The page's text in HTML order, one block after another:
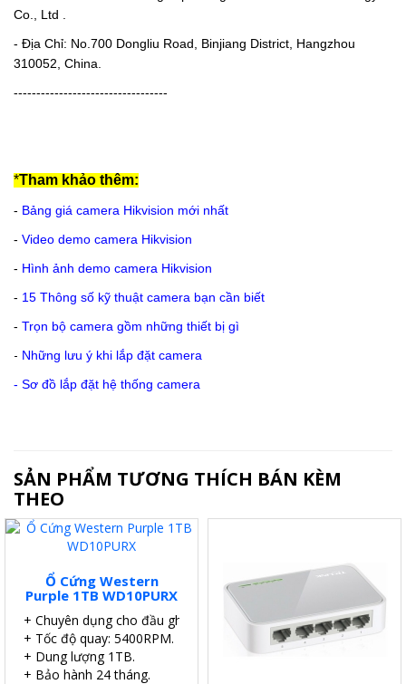
Co., Ltd .
- Địa Chỉ: No.700 Dongliu Road, Binjiang District, Hangzhou
310052, China.
----------------------------------
*Tham khảo thêm:
- Bảng giá camera Hikvision mới nhất
- Video demo camera Hikvision
- Hình ảnh demo camera Hikvision
- 15 Thông số kỹ thuật camera bạn cần biết
- Trọn bộ camera gồm những thiết bị gì
- Những lưu ý khi lắp đặt camera
- Sơ đồ lắp đặt hệ thống camera
SẢN PHẨM TƯƠNG THÍCH BÁN KÈM
THEO
Ổ Cứng Western
Purple 1TB WD10PURX
+ Chuyên dụng cho đầu ghi.
+ Tốc độ quay: 5400RPM.
+ Dung lượng 1TB.
+ Bảo hành 24 tháng.